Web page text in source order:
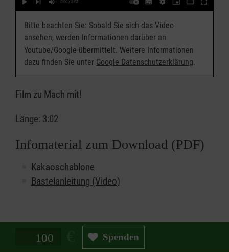
Bitte beachten Sie: Sobald Sie sich das Video
ansehen, werden Informationen darüber an
Youtube/Google übermittelt. Weitere Informationen
dazu finden Sie unter Google Datenschutzerklärung.
Film zu Mach mit!
Länge: 3:02
Infomaterial zum Download (PDF)
Kakaoschablone
Bastelanleitung (Video)
Spendenbetrag in Euro Spenden